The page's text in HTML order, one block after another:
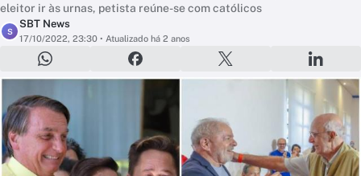
eleitor ir às urnas, petista reúne-se com católicos
S
SBT News
17/10/2022, 23:30 • Atualizado há 2 anos